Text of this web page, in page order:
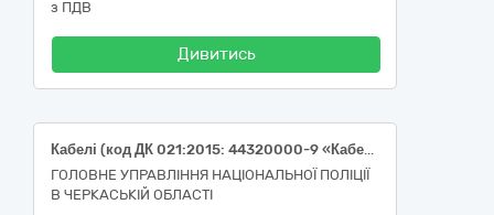
з ПДВ
Дивитись
Кабелі (код ДК 021:2015: 44320000-9 «Кабелі та супутня продукція»)
ГОЛОВНЕ УПРАВЛІННЯ НАЦІОНАЛЬНОЇ ПОЛІЦІЇ
В ЧЕРКАСЬКІЙ ОБЛАСТІ